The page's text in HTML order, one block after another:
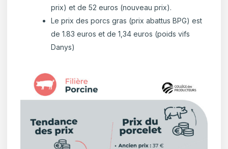
prix) et de 52 euros (nouveau prix).
Le prix des porcs gras (prix abattus BPG) est
de 1.83 euros et de 1,34 euros (poids vifs
Danys)